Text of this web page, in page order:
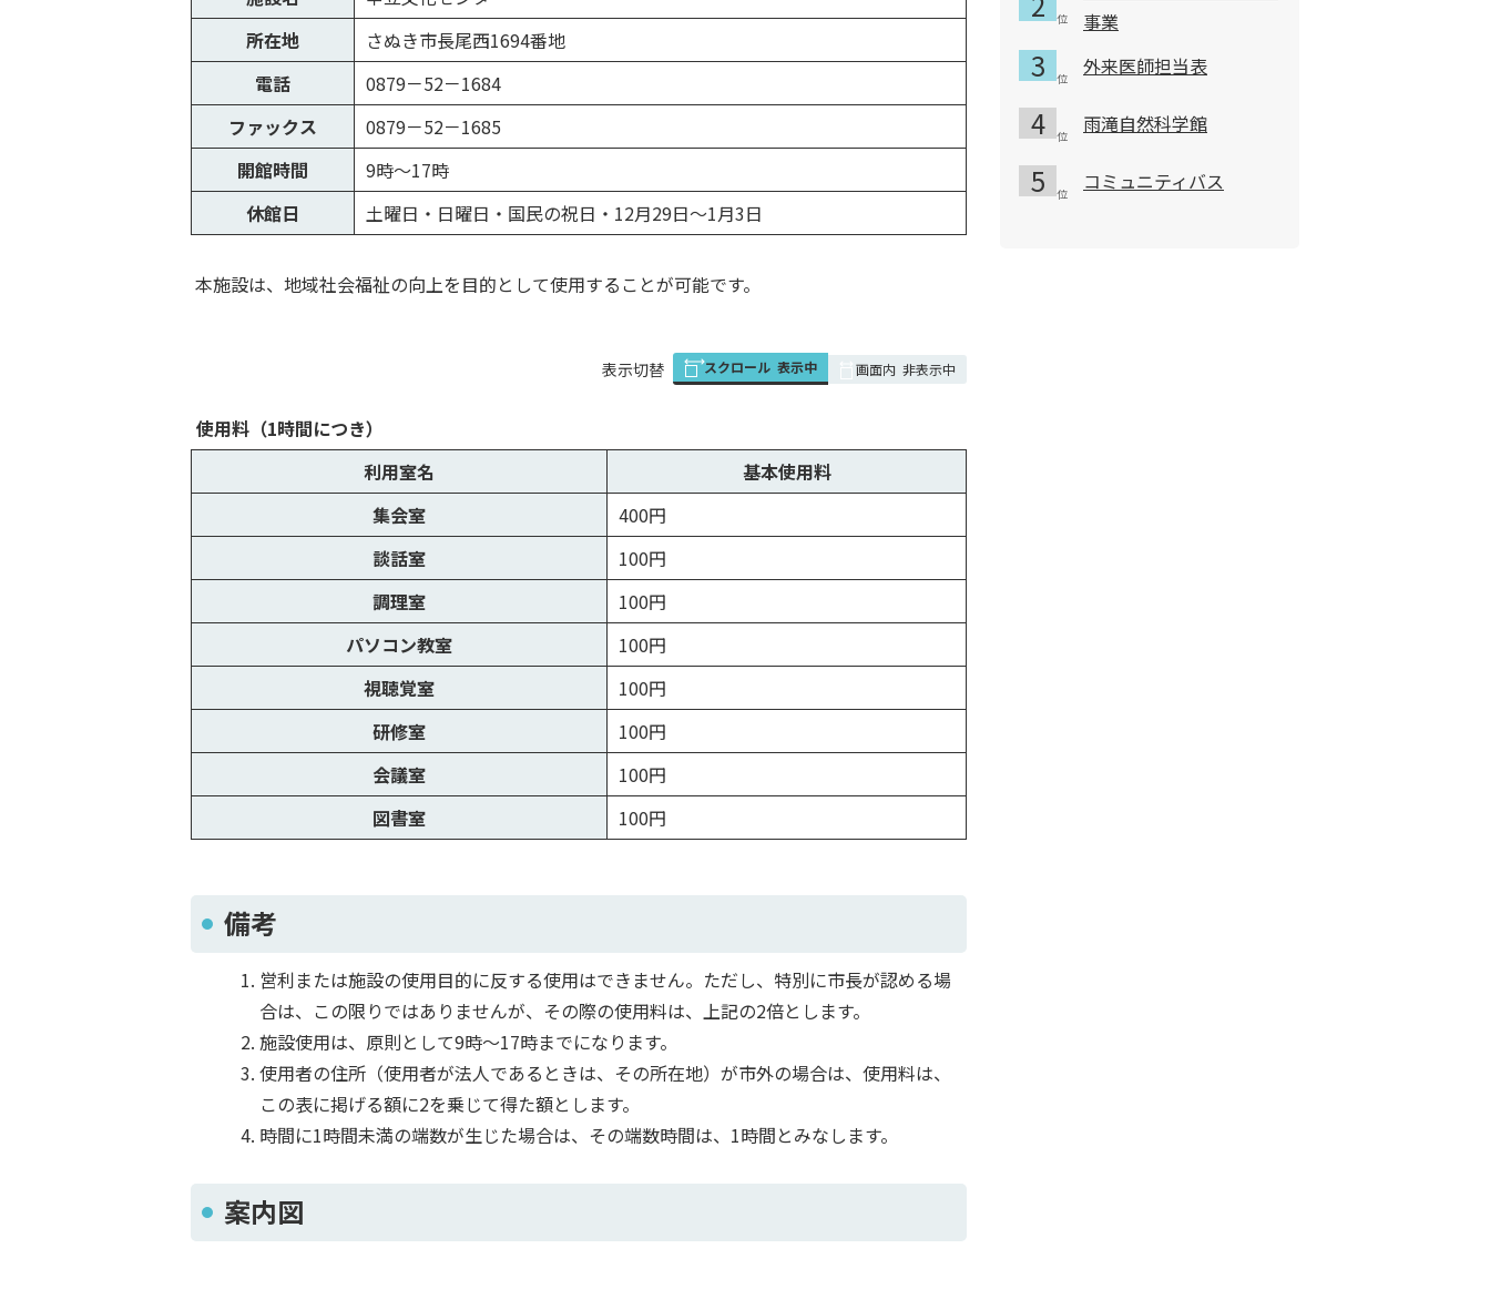
所在地
さぬき市長尾西1694番地
電話
0879－52－1684
ファックス
0879－52－1685
開館時間
9時～17時
休館日
土曜日・日曜日・国民の祝日・12月29日～1月3日
本施設は、地域社会福祉の向上を目的として使用することが可能です。
表
の
表示切替 スクロール 表示中 画面内 非表示中
使用料（1時間につき）
利用室名
基本使用料
集会室
400円
談話室
100円
調理室
100円
パソコン教室
100円
視聴覚室
100円
研修室
100円
会議室
100円
図書室
100円
備考
営利または施設の使用目的に反する使用はできません。ただし、特別に市長が認める場
合は、この限りではありませんが、その際の使用料は、上記の2倍とします。
施設使用は、原則として9時～17時までになります。
使用者の住所（使用者が法人であるときは、その所在地）が市外の場合は、使用料は、
この表に掲げる額に2を乗じて得た額とします。
時間に1時間未満の端数が生じた場合は、その端数時間は、1時間とみなします。
案内図
事業
外来医師担当表
雨滝自然科学館
コミュニティバス